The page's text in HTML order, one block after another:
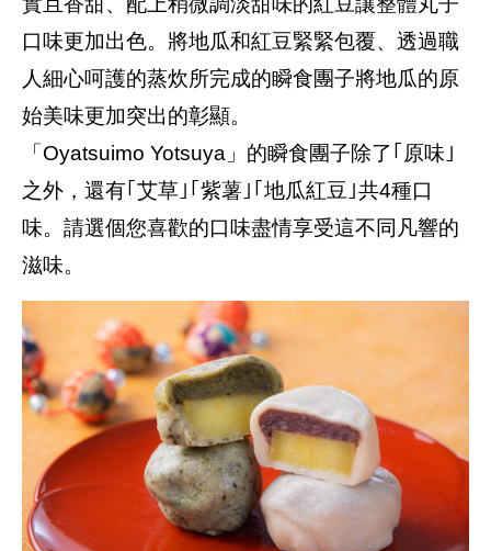
口味更加出色。將地瓜和紅豆緊緊包覆、透過職
人細心呵護的蒸炊所完成的瞬食團子將地瓜的原
始美味更加突出的彰顯。
「Oyatsuimo Yotsuya」的瞬食團子除了｢原味｣
之外，還有｢艾草｣｢紫薯｣｢地瓜紅豆｣共4種口
味。請選個您喜歡的口味盡情享受這不同凡響的
滋味。